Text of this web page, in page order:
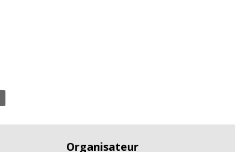
Organisateur